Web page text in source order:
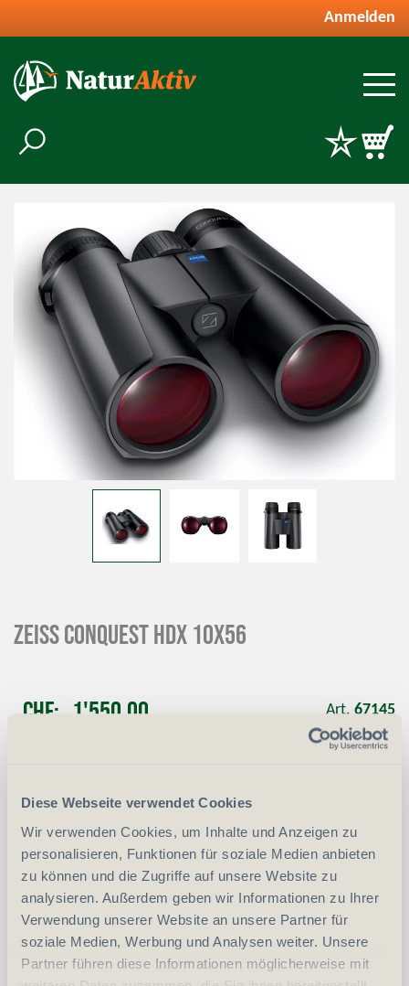
Diese Webseite verwendet Cookies
Wir verwenden Cookies, um Inhalte und Anzeigen zu
personalisieren, Funktionen für soziale Medien anbieten
zu können und die Zugriffe auf unsere Website zu
analysieren. Außerdem geben wir Informationen zu Ihrer
Verwendung unserer Website an unsere Partner für
soziale Medien, Werbung und Analysen weiter. Unsere
Partner führen diese Informationen möglicherweise mit
Anmelden
ZEISS Conquest HDX 10x56
CHF 1'550.00 Art. 67145
vergleichen In den Warenkorb